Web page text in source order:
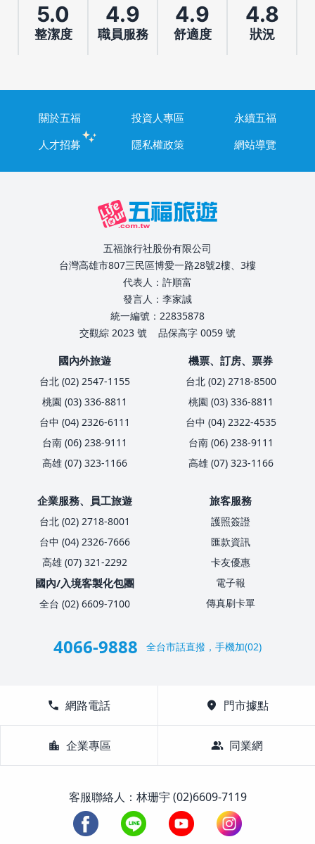
5.0
整潔度
4.9
職員服務
4.9
舒適度
4.8
狀況
關於五福 投資人專區
永續五福
人才招募
隱私權政策 網站導覽
五福旅行社股份有限公司
台灣高雄市807三民區博愛一路28號2樓、3樓
代表人：許順富
發言人：李家誠
統一編號：22835878
交觀綜 2023 號
品保高字 0059 號
國內外旅遊
台北 (02) 2547-1155
桃園 (03) 336-8811
台中 (04) 2326-6111
台南 (06) 238-9111
高雄 (07) 323-1166
機票、訂房、票券
台北 (02) 2718-8500
桃園 (03) 336-8811
台中 (04) 2322-4535
台南 (06) 238-9111
高雄 (07) 323-1166
企業服務、員工旅遊
台北 (02) 2718-8001
台中 (04) 2326-7666
高雄 (07) 321-2292
國內/入境客製化包團
全台 (02) 6609-7100
旅客服務
護照簽證
匯款資訊
卡友優惠
電子報
傳真刷卡單
4066-9888 全台市話直撥，手機加(02)
call 網路電話 location_on 門市據點
location_city 企業專區 group 同業網
客服聯絡人：林珊宇 (02)6609-7119